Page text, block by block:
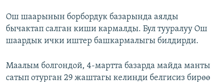
Ош шаарынын борбордук базарында аялды
бычактап салган киши кармалды. Бул тууралуу Ош
шаардык ички иштер башкармалыгы билдирди.
Маалым болгондой, 4-мартта базарда майда манты
сатып отурган 29 жаштагы келинди белгисиз бирөө